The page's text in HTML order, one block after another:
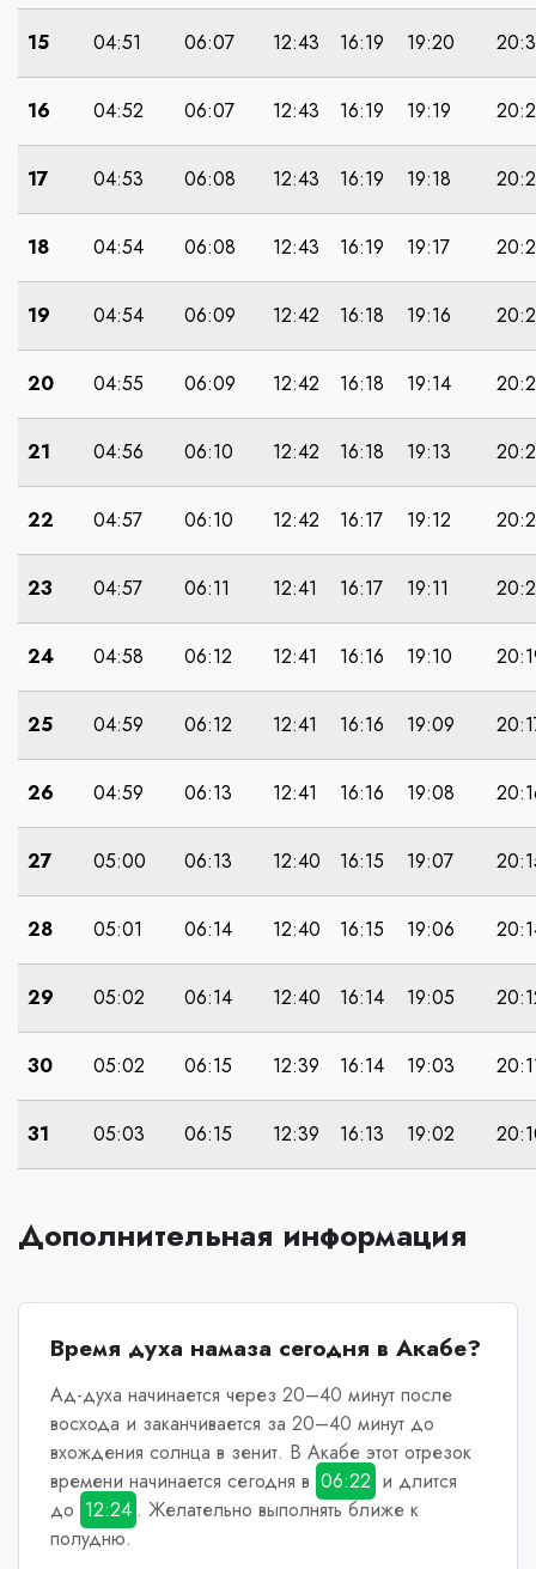
15 04:51 06:07 12:43 16:19 19:20
16 04:52 06:07 12:43 16:19 19:19
17 04:53 06:08 12:43 16:19 19:18
18 04:54 06:08 12:43 16:19 19:17
19 04:54 06:09 12:42 16:18 19:16
20 04:55 06:09 12:42 16:18 19:14
21 04:56 06:10 12:42 16:18 19:13
22 04:57 06:10 12:42 16:17 19:12
23 04:57 06:11 12:41 16:17 19:11
24 04:58 06:12 12:41 16:16 19:10
25 04:59 06:12 12:41 16:16 19:09
26 04:59 06:13 12:41 16:16 19:08
27 05:00 06:13 12:40 16:15 19:07
28 05:01 06:14 12:40 16:15 19:06
29 05:02 06:14 12:40 16:14 19:05
30 05:02 06:15 12:39 16:14 19:03
31 05:03 06:15 12:39 16:13 19:02
Дополнительная информация
Время духа намаза сегодня в Акабе?
Ад-духа начинается через 20–40 минут после
восхода и заканчивается за 20–40 минут до
вхождения солнца в зенит. В Акабеэтот отрезок
времени начинается сегодня в 06:22 и длится
до 12:24 . Желательно выполнять ближе к
полудню.